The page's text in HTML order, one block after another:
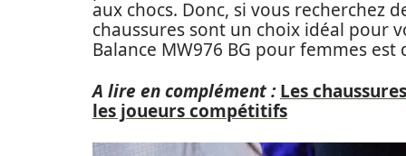
aux chocs. Donc, si vous recherchez
chaussures sont un choix idéal pour
Balance MW976 BG pour femmes est
A lire en complément : Les
les joueurs compétitifs